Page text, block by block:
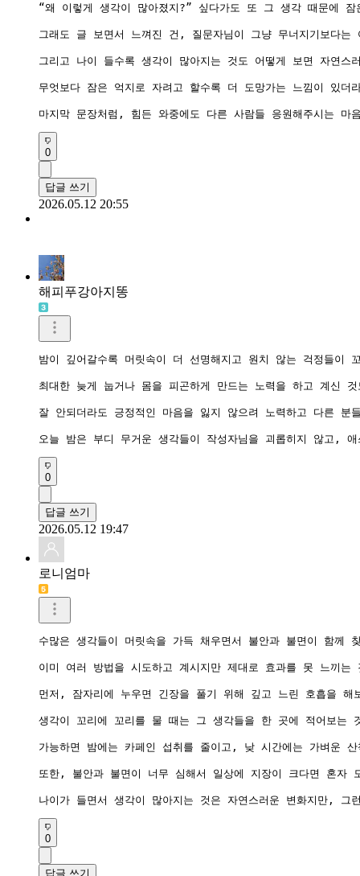
“왜 이렇게 생각이 많아졌지?” 싶다가도 또 그 생각 때문에
그래도 글 보면서 느껴진 건, 질문자님이 그냥 무너지기보다
그리고 나이 들수록 생각이 많아지는 것도 어떻게 보면 자연
무엇보다 잠은 억지로 자려고 할수록 더 도망가는 느낌이 있
마지막 문장처럼, 힘든 와중에도 다른 사람들 응원해주시는
0
답글 쓰기
2026.05.12 20:55
해피푸강아지똥
밤이 깊어갈수록 머릿속이 더 선명해지고 원치 않는 걱정들
최대한 늦게 눕거나 몸을 피곤하게 만드는 노력을 하고 계신
잘 안되더라도 긍정적인 마음을 잃지 않으려 노력하고 다른
0
답글 쓰기
2026.05.12 19:47
로니엄마
수많은 생각들이 머릿속을 가득 채우면서 불안과 불면이 함께
이미 여러 방법을 시도하고 계시지만 제대로 효과를 못 느끼
먼저, 잠자리에 누우면 긴장을 풀기 위해 깊고 느린 호흡을 해
생각이 꼬리에 꼬리를 물 때는 그 생각들을 한 곳에 적어보는
가능하면 밤에는 카페인 섭취를 줄이고, 낮 시간에는 가벼운
또한, 불안과 불면이 너무 심해서 일상에 지장이 크다면 혼자
나이가 들면서 생각이 많아지는 것은 자연스러운 변화지만,
0
답글 쓰기